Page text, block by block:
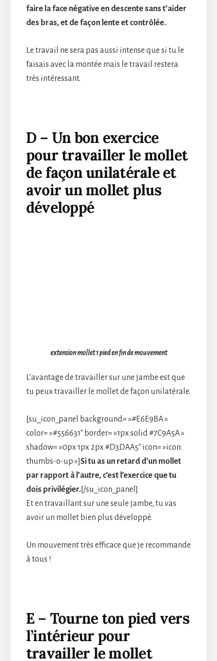
faire la face négative en descente sans t’aider
des bras, et de façon lente et contrôlée.
Le travail ne sera pas aussi intense que si tu le
faisais avec la montée mais le travail restera
très intéressant.
D – Un bon exercice
pour travailler le mollet
de façon unilatérale et
avoir un mollet plus
développé
extension mollet 1 pied en fin de mouvement
L’avantage de travailler sur une jambe est que
tu peux travailler le mollet de façon unilatérale.
[su_icon_panel background= »#E6E9BA »
color= »#556631″ border= »1px solid #7C9A5A »
shadow= »0px 1px 2px #D3DAA5″ icon= »icon:
thumbs-o-up »]Si tu as un retard d’un mollet
par rapport à l’autre, c’est l’exercice que tu
dois privilégier.[/su_icon_panel]
Et en travaillant sur une seule jambe, tu vas
avoir un mollet bien plus développé.
Un mouvement très efficace que je recommande
à tous !
E – Tourne ton pied vers
l’intérieur pour
travailler le mollet